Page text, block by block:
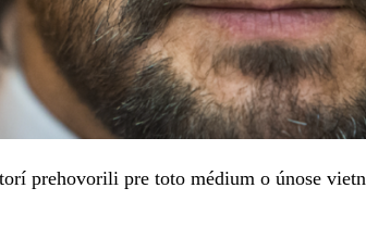
prehovorili pre toto médium o únose